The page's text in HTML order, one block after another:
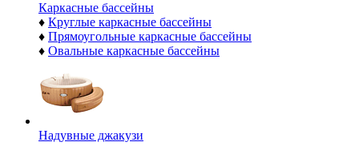
Каркасные бассейны
♦ Круглые каркасные бассейны
♦ Прямоугольные каркасные бассейны
♦ Овальные каркасные бассейны
Надувные джакузи